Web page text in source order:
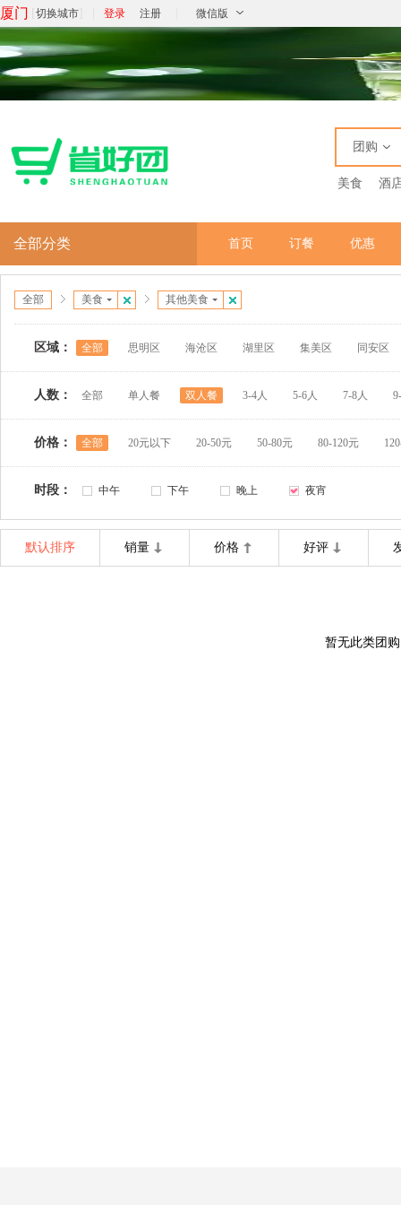
厦门 切换城市 登录 注册 微信版
团购
美食 酒
全部分类 首页 订餐 优惠
全部 美食 其他美食
区域： 全部 思明区 海沧区 湖里区 集美区 同安区
人数： 全部 单人餐 双人餐 3-4人 5-6人 7-8人
价格： 全部 20元以下 20-50元 50-80元 80-120元
时段： 中午 下午 晚上 夜宵
默认排序 销量 价格 好评
暂无此类团